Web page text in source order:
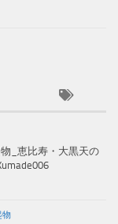
_恵比寿・大黒天の
物